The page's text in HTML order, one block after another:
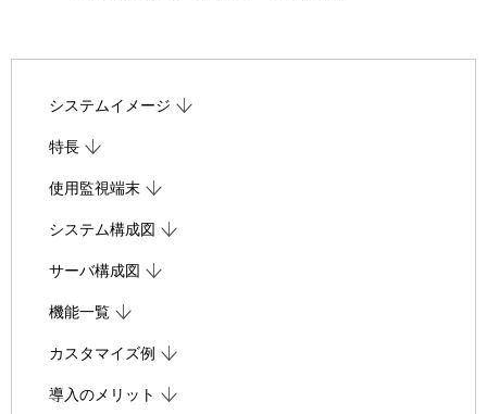
ま
システムイメージ
特長
使用監視端末
システム構成図
サーバ構成図
機能一覧
カスタマイズ例
導入のメリット